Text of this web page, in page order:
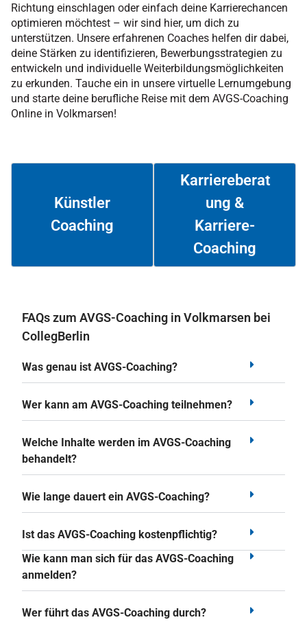
Richtung einschlagen oder einfach deine Karrierechancen
optimieren möchtest – wir sind hier, um dich zu
unterstützen. Unsere erfahrenen Coaches helfen dir dabei,
deine Stärken zu identifizieren, Bewerbungsstrategien zu
entwickeln und individuelle Weiterbildungsmöglichkeiten
zu erkunden. Tauche ein in unsere virtuelle Lernumgebung
und starte deine berufliche Reise mit dem AVGS-Coaching
Online in Volkmarsen!
Künstler
Coaching
Weiterlesen
Karriereberat
ung &
Karriere-
Coaching
Weiterlesen
FAQs zum AVGS-Coaching in Volkmarsen bei
CollegBerlin
Was genau ist AVGS-Coaching?
Wer kann am AVGS-Coaching teilnehmen?
Welche Inhalte werden im AVGS-Coaching
behandelt?
Wie lange dauert ein AVGS-Coaching?
Ist das AVGS-Coaching kostenpflichtig?
Wie kann man sich für das AVGS-Coaching
anmelden?
Wer führt das AVGS-Coaching durch?